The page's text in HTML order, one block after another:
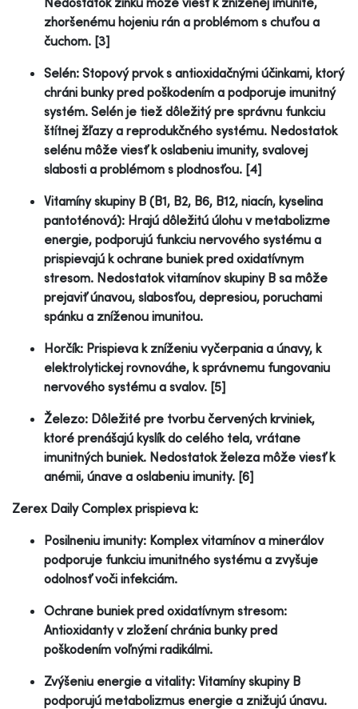
zhoršenému hojeniu rán a problémom s chuťou a
čuchom. [3]
Selén: Stopový prvok s antioxidačnými účinkami, ktorý
chráni bunky pred poškodením a podporuje imunitný
systém. Selén je tiež dôležitý pre správnu funkciu
štítnej žľazy a reprodukčného systému. Nedostatok
selénu môže viesť k oslabeniu imunity, svalovej
slabosti a problémom s plodnosťou. [4]
Vitamíny skupiny B (B1, B2, B6, B12, niacín, kyselina
pantoténová): Hrajú dôležitú úlohu v metabolizme
energie, podporujú funkciu nervového systému a
prispievajú k ochrane buniek pred oxidatívnym
stresom. Nedostatok vitamínov skupiny B sa môže
prejaviť únavou, slabosťou, depresiou, poruchami
spánku a zníženou imunitou.
Horčík: Prispieva k zníženiu vyčerpania a únavy, k
elektrolytickej rovnováhe, k správnemu fungovaniu
nervového systému a svalov. [5]
Železo: Dôležité pre tvorbu červených krviniek,
ktoré prenášajú kyslík do celého tela, vrátane
imunitných buniek. Nedostatok železa môže viesť k
anémii, únave a oslabeniu imunity. [6]
Zerex Daily Complex prispieva k:
Posilneniu imunity: Komplex vitamínov a minerálov
podporuje funkciu imunitného systému a zvyšuje
odolnosť voči infekciám.
Ochrane buniek pred oxidatívnym stresom:
Antioxidanty v zložení chránia bunky pred
poškodením voľnými radikálmi.
Zvýšeniu energie a vitality: Vitamíny skupiny B
podporujú metabolizmus energie a znižujú únavu.